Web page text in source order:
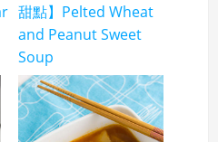
甜點】Pelted Wheat
and Peanut Sweet
Soup